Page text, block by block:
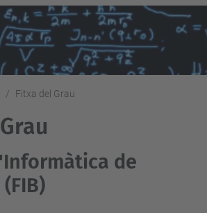
Fitxa del Grau
de